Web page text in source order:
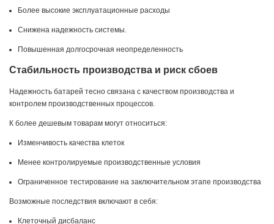
Более высокие эксплуатационные расходы
Снижена надежность системы.
Повышенная долгосрочная неопределенность
Стабильность производства и риск сбоев
Надежность батарей тесно связана с качеством производства и
контролем производственных процессов.
К более дешевым товарам могут относиться:
Изменчивость качества клеток
Менее контролируемые производственные условия
Ограниченное тестирование на заключительном этапе производства
Возможные последствия включают в себя:
Клеточный дисбаланс